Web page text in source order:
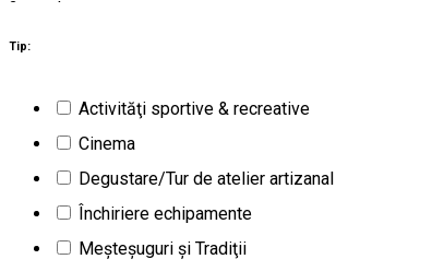
Tip:
Activităţi sportive & recreative
Cinema
Degustare/Tur de atelier artizanal
Închiriere echipamente
Meşteşuguri şi Tradiţii
2
rezultate
Râşnov (BV)
Dino Parc Râşnov